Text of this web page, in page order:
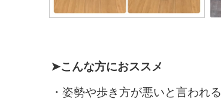
➤こんな方におススメ
・姿勢や歩き方が悪いと言われる